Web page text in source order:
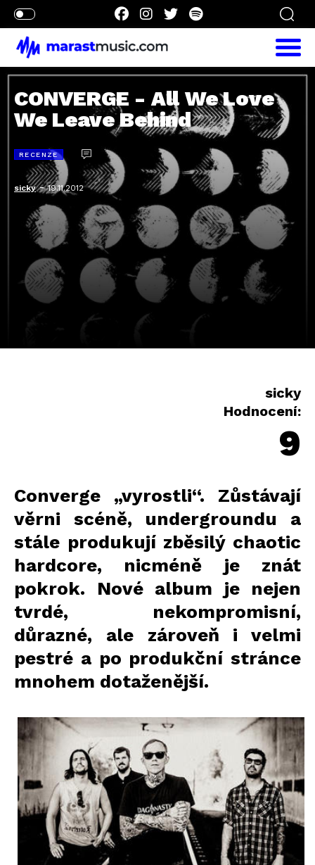
CONVERGE - All We Love
We Leave Behind
RECENZE
sicky-19.11.2012
sicky
Hodnocení:
9
Converge „vyrostli“. Zůstávají
věrni scéně, undergroundu a
stále produkují zběsilý chaotic
hardcore, nicméně je znát
pokrok. Nové album je nejen
tvrdé, nekompromisní,
důrazné, ale zároveň i velmi
pestré a po produkční stránce
mnohem dotaženější.